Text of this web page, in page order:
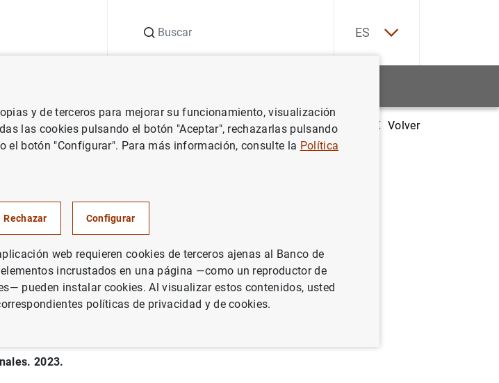
ES
Ocasionales La economía española ante la crisis del Covid-19. Comparecencia ante la Comisión de
Volver
la Comisión de Asuntos
Digital del
18 de mayo de 2020
2023.
y de terceros para mejorar su funcionamiento, visualización
las cookies pulsando el botón "Aceptar", rechazarlas pulsando
el botón "Configurar". Para más información, consulte la Política
Rechazar Configurar
web requieren cookies de terceros ajenas al Banco de
incrustados en una página —como un reproductor de
pueden instalar cookies. Al visualizar estos contenidos, usted
políticas de privacidad y de cookies.